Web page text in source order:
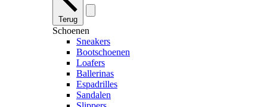
Terug
Schoenen
Sneakers
Bootschoenen
Loafers
Ballerinas
Espadrilles
Sandalen